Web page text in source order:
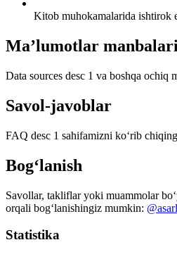
Kitob muhokamalarida ishtirok
Ma’lumotlar manbalari
Data sources desc 1 va boshqa ochiq
Savol-javoblar
FAQ desc 1 sahifamizni ko‘rib
Bog‘lanish
Savollar, takliflar yoki muammolar
orqali bog‘lanishingiz mumkin:
Statistika